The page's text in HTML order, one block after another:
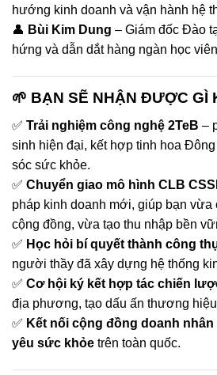
hướng kinh doanh và vận hành hệ
👤 Bùi Kim Dung – Giám đốc Đào
hứng và dẫn dắt hàng ngàn học
🌱 BẠN SẼ NHẬN ĐƯỢC GÌ
✅ Trải nghiệm công nghệ 2TeB –
sinh hiện đại, kết hợp tinh hoa
sóc sức khỏe.
✅ Chuyển giao mô hình CLB
pháp kinh doanh mới, giúp bạn vừa
cộng đồng, vừa tạo thu nhập bền
✅ Học hỏi bí quyết thành công
người thầy đã xây dựng hệ thống
✅ Cơ hội ký kết hợp tác chiến
địa phương, tạo dấu ấn thương
✅ Kết nối cộng đồng doanh
yêu sức khỏe trên toàn quốc.